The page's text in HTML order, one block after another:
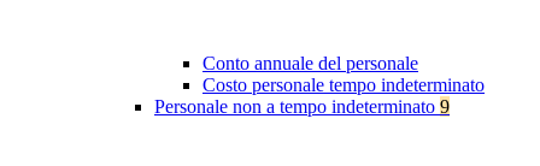
Conto annuale del personale
Costo personale tempo indeterminato
Personale non a tempo indeterminato 9